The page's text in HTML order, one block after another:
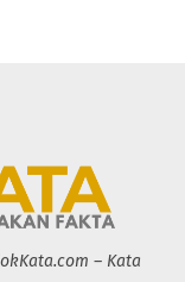
– Kata